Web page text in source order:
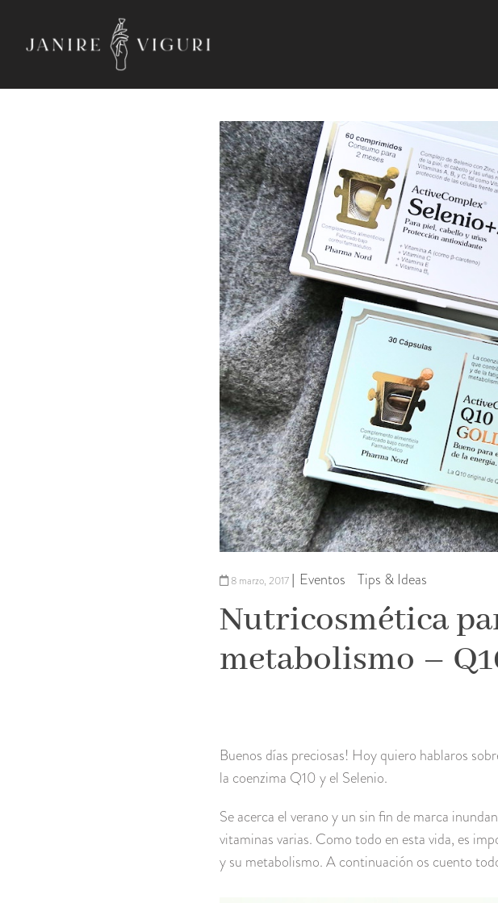
8 marzo, 2017 | Eventos Tips & Ideas
Nutricosmética
metabolismo –
Buenos días preciosas! Hoy quiero hablaros
la coenzima Q10 y el Selenio.
Se acerca el verano y un sin fin de marca
vitaminas varias. Como todo en esta vida, es
y su metabolismo. A continuación os cuento